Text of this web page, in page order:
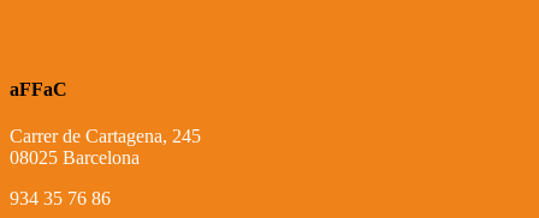
aFFaC
Carrer de Cartagena, 245
08025 Barcelona
934 35 76 86